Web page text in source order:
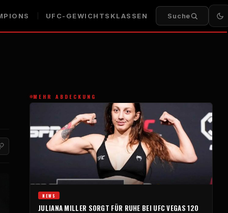
UFC-GEWICHTSKLASSEN Suche
MEHR ABDECKUNG
NEWS
JULIANA MILLER SORGT FÜR RUHE BEI UFC VEGAS 120